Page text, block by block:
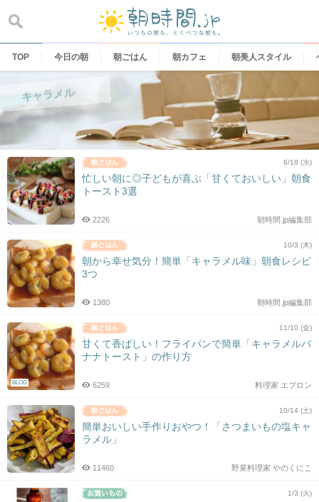
content
TOP 今日の朝 朝ごはん 朝カフェ 朝美人スタイル
キャラメル
6/18 (水)
忙しい朝に◎子どもが喜ぶ「甘くておいしい」朝食
トースト3選
朝時間.jp編集部
2226
10/3 (木)
朝から幸せ気分！簡単「キャラメル味」朝食レシピ
3つ
朝時間.jp編集部
1380
BLOG
11/10 (金)
甘くて香ばしい！フライパンで簡単「キャラメルバ
ナナトースト」の作り方
料理家 エプロン
6259
10/14 (土)
簡単おいしい手作りおやつ！「さつまいもの塩キャ
ラメル」
野菜料理家 やのくにこ
11460
1/3 (火)